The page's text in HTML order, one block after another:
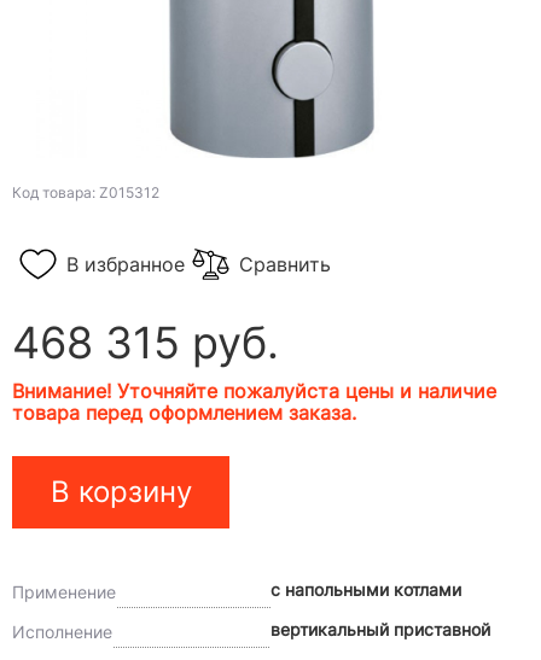
Код товара: Z015312
В избранное Сравнить
468 315 руб.
Внимание! Уточняйте пожалуйста цены и наличие
товара перед оформлением заказа.
В корзину
Применение с напольными котлами
Исполнение
вертикальный приставной